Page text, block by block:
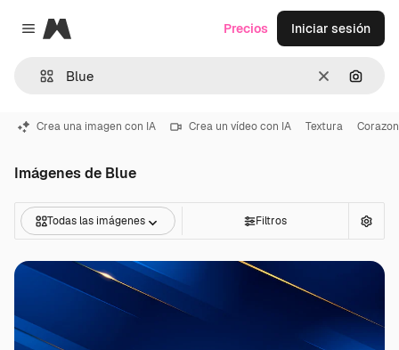
Close menu
Magnific
Borrar
Precios Iniciar sesión
Crea una imagen con IA Crea un vídeo con IA Textura Corazon
Imágenes de Blue
Todas las imágenes Filtros